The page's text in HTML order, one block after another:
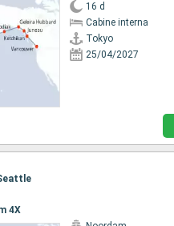
16 d
Cabine interna
Tokyo
25/04/2027
4X